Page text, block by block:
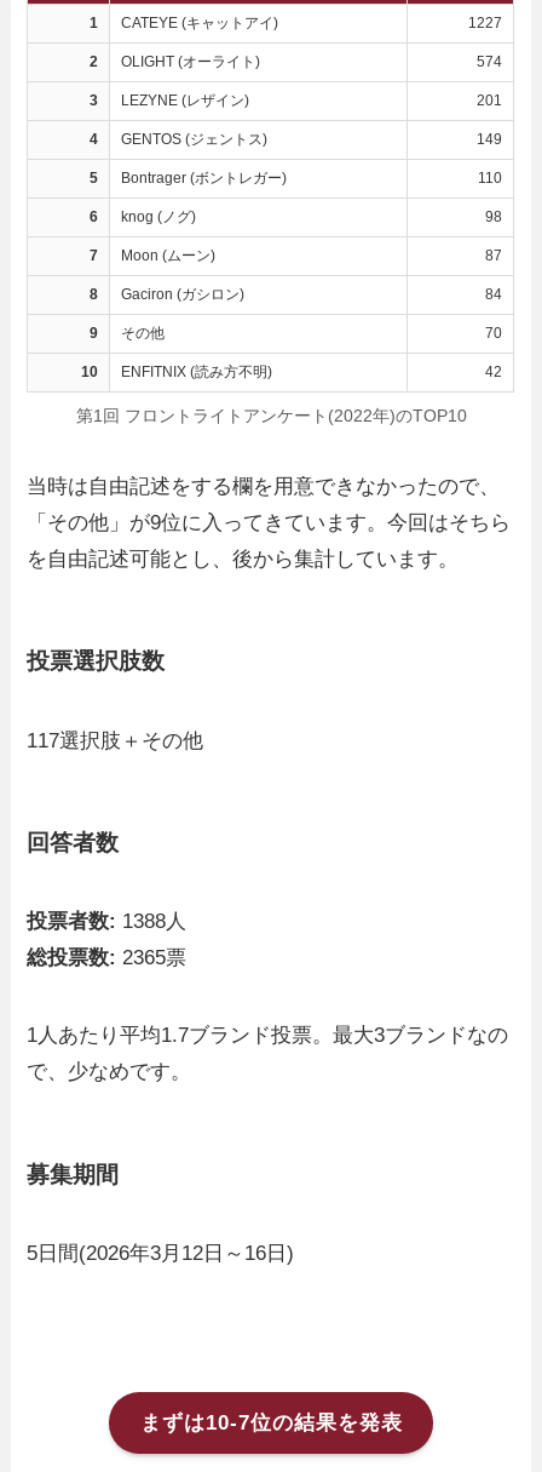
1 CATEYE (キャットアイ) 1227
2 OLIGHT (オーライト) 574
3 LEZYNE (レザイン) 201
4 GENTOS (ジェントス) 149
5 Bontrager (ボントレガー) 110
6 knog (ノグ) 98
7 Moon (ムーン) 87
8 Gaciron (ガシロン) 84
9 その他 70
10 ENFITNIX (読み方不明) 42
第1回 フロントライトアンケート(2022年)のTOP10
当時は自由記述をする欄を用意できなかったので、
「その他」が9位に入ってきています。今回はそちら
を自由記述可能とし、後から集計しています。
投票選択肢数
117選択肢＋その他
回答者数
投票者数: 1388人
総投票数: 2365票
1人あたり平均1.7ブランド投票。最大3ブランドなの
で、少なめです。
募集期間
5日間(2026年3月12日～16日)
まずは10-7位の結果を発表